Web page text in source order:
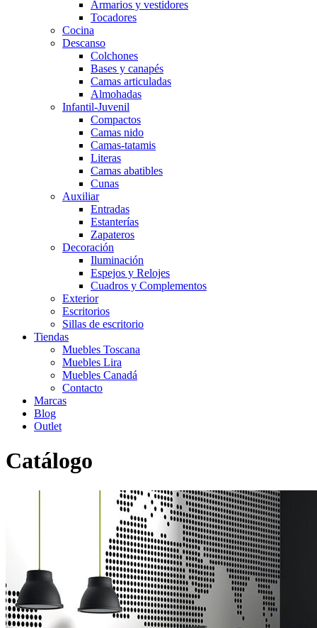
Armarios y vestidores
Tocadores
Cocina
Descanso
Colchones
Bases y canapés
Camas articuladas
Almohadas
Infantil-Juvenil
Compactos
Camas nido
Camas-tatamis
Literas
Camas abatibles
Cunas
Auxiliar
Entradas
Estanterías
Zapateros
Decoración
Iluminación
Espejos y Relojes
Cuadros y Complementos
Exterior
Escritorios
Sillas de escritorio
Tiendas
Muebles Toscana
Muebles Lira
Muebles Canadá
Contacto
Marcas
Blog
Outlet
Catálogo
Infantil-Juvenil>Dormitorio juvenil 55